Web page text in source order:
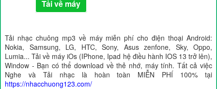
Tải về máy
Tải nhạc chuông mp3 về máy miễn phí cho điện thoại Android:
Nokia, Samsung, LG, HTC, Sony, Asus zenfone, Sky, Oppo,
Lumia... Tải về máy iOs (IPhone, Ipad hệ điều hành IOS 13 trở lên),
Window - Bạn có thể download về thẻ nhớ, máy tính. Tất cả việc
Nghe và Tải nhạc là hoàn toàn MIỄN PHÍ 100% tại
https://nhacchuong123.com/